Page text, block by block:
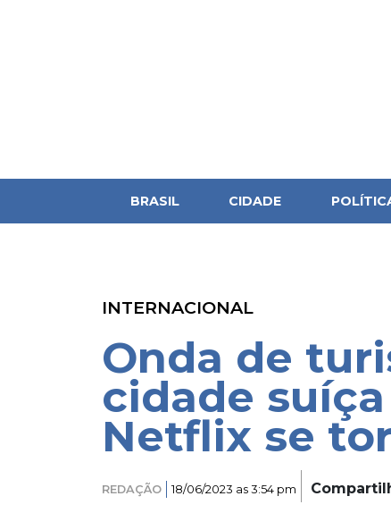
BRASIL CIDADE
INTERNACIONAL
Onda de
cidade
Netflix se
REDAÇÃO 18/06/2023 as 3:54 pm